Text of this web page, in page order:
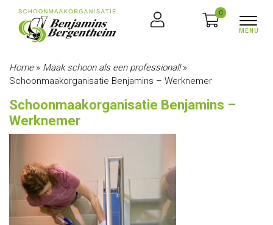
0
Home» Maak schoon als een professional!»
Schoonmaakorganisatie Benjamins – Werknemer
Schoonmaakorganisatie Benjamins –
Werknemer